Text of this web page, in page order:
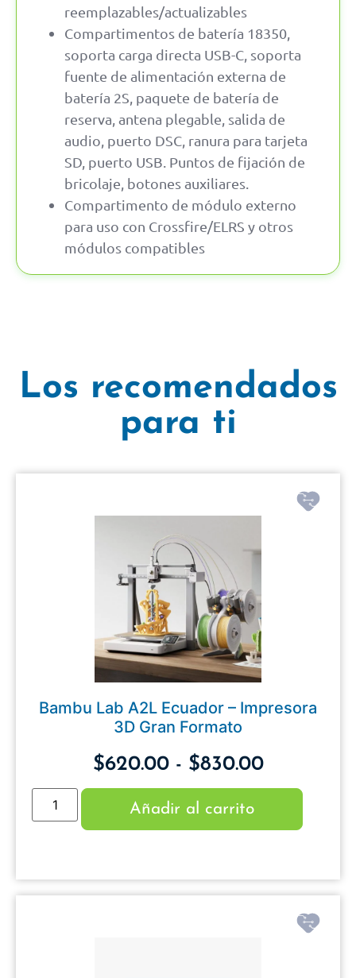
reemplazables/actualizables
Compartimentos de batería 18350,
soporta carga directa USB-C, soporta
fuente de alimentación externa de
batería 2S, paquete de batería de
reserva, antena plegable, salida de
audio, puerto DSC, ranura para tarjeta
SD, puerto USB. Puntos de fijación de
bricolaje, botones auxiliares.
Compartimento de módulo externo
para uso con Crossfire/ELRS y otros
módulos compatibles
Los recomendados
para ti
Bambu Lab A2L Ecuador – Impresora
3D Gran Formato
$620.00 - $830.00
Añadir al carrito